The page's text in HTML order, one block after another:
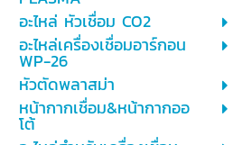
อะไหล่ หัวเชื่อม CO2
อะไหล่เครื่องเชื่อมอาร์กอน
WP-26
หัวตัดพลาสม่า
หน้ากากเชื่อม&หน้ากากออ
โต้